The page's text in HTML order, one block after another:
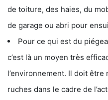
de toiture, des haies, du
de garage ou abri pour
Pour ce qui est du
c’est là un moyen très
l’environnement. Il doit
ruches dans le cadre de